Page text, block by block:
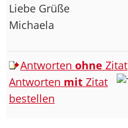
Liebe Grüße
Michaela
Antworten ohne Zitat
Antworten mit Zitat
bestellen